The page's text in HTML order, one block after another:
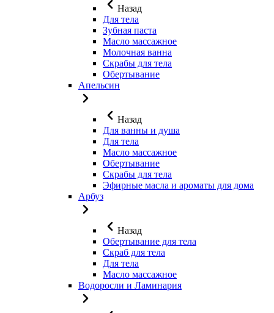
Назад
Для тела
Зубная паста
Масло массажное
Молочная ванна
Скрабы для тела
Обертывание
Апельсин
Назад
Для ванны и душа
Для тела
Масло массажное
Обертывание
Скрабы для тела
Эфирные масла и ароматы для дома
Арбуз
Назад
Обертывание для тела
Скраб для тела
Для тела
Масло массажное
Водоросли и Ламинария